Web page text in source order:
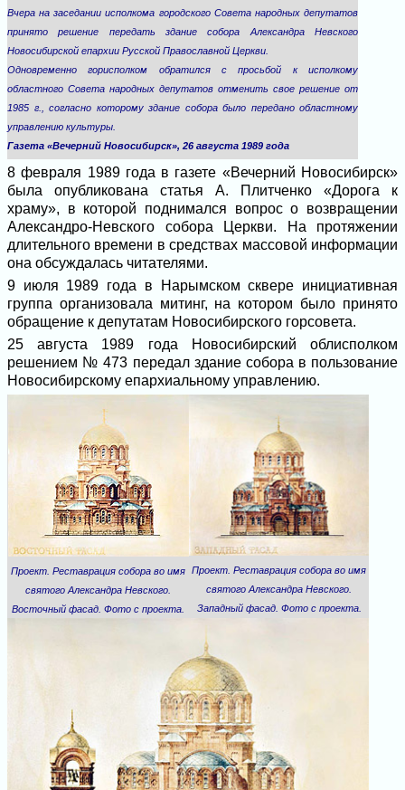
Вчера на заседании исполкома городского Совета народных депутатов
принято решение передать здание собора Александра Невского
Новосибирской епархии Русской Православной Церкви.
Одновременно горисполком обратился с просьбой к исполкому
областного Совета народных депутатов отменить свое решение от
1985 г., согласно которому здание собора было передано областному
управлению культуры.
Газета «Вечерний Новосибирск», 26 августа 1989 года
8 февраля 1989 года в газете «Вечерний Новосибирск»
была опубликована статья А. Плитченко «Дорога к
храму», в которой поднимался вопрос о возвращении
Александро-Невского собора Церкви. На протяжении
длительного времени в средствах массовой информации
она обсуждалась читателями.
9 июля 1989 года в Нарымском сквере инициативная
группа организовала митинг, на котором было принято
обращение к депутатам Новосибирского горсовета.
25 августа 1989 года Новосибирский облисполком
решением № 473 передал здание собора в пользование
Новосибирскому епархиальному управлению.
Проект. Реставрация собора во имя
святого Александра Невского.
Восточный фасад. Фото с проекта.
Проект. Реставрация собора во имя
святого Александра Невского.
Западный фасад. Фото с проекта.